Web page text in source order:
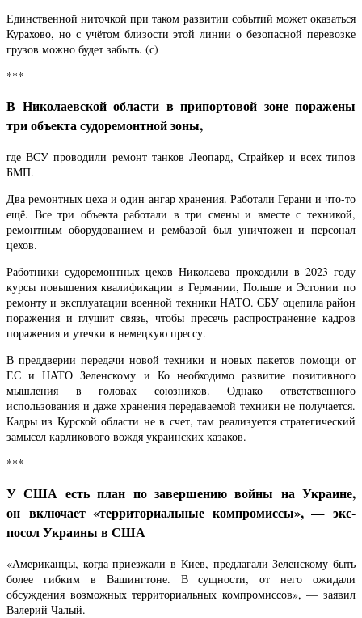
Единственной ниточкой при таком развитии событий может оказаться
Курахово, но с учётом близости этой линии о безопасной перевозке
грузов можно будет забыть. (с)
***
В Николаевской области в припортовой зоне поражены
три объекта судоремонтной зоны,
где ВСУ проводили ремонт танков Леопард, Страйкер и всех типов
БМП.
Два ремонтных цеха и один ангар хранения. Работали Герани и что-то
ещё. Все три объекта работали в три смены и вместе с техникой,
ремонтным оборудованием и рембазой был уничтожен и персонал
цехов.
Работники судоремонтных цехов Николаева проходили в 2023 году
курсы повышения квалификации в Германии, Польше и Эстонии по
ремонту и эксплуатации военной техники НАТО. СБУ оцепила район
поражения и глушит связь, чтобы пресечь распространение кадров
поражения и утечки в немецкую прессу.
В преддверии передачи новой техники и новых пакетов помощи от
ЕС и НАТО Зеленскому и Ко необходимо развитие позитивного
мышления в головах союзников. Однако ответственного
использования и даже хранения передаваемой техники не получается.
Кадры из Курской области не в счет, там реализуется стратегический
замысел карликового вождя украинских казаков.
***
У США есть план по завершению войны на Украине,
он включает «территориальные компромиссы», — экс-
посол Украины в США
«Американцы, когда приезжали в Киев, предлагали Зеленскому быть
более гибким в Вашингтоне. В сущности, от него ожидали
обсуждения возможных территориальных компромиссов», — заявил
Валерий Чалый.